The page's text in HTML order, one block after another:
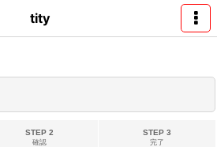
tity
STEP 2
確認
STEP 3
完了